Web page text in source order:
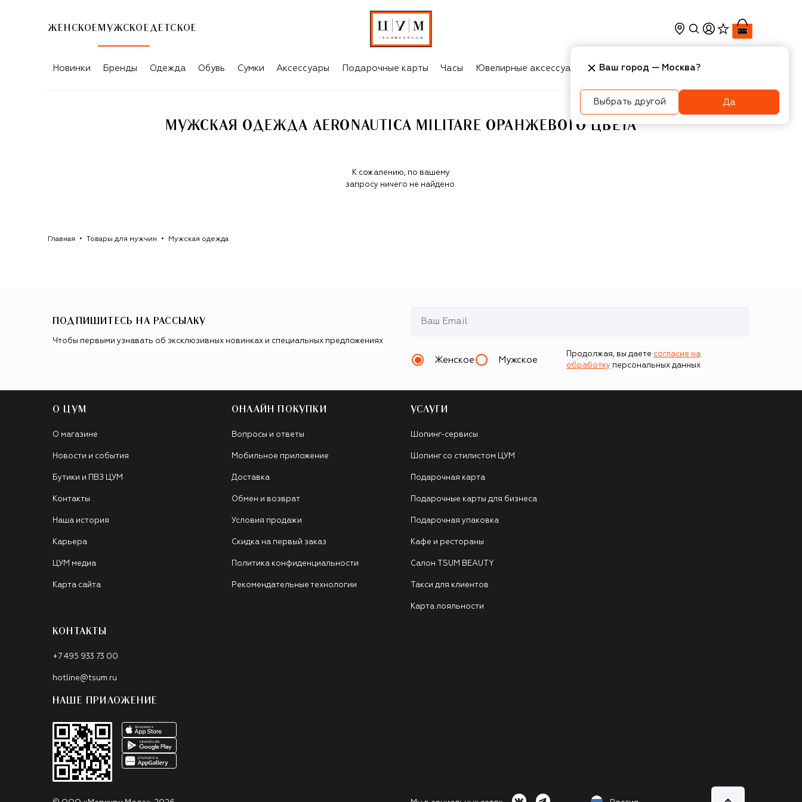
ЖЕНСКОЕ МУЖСКОЕ ДЕТСКОЕ
МУЖСКАЯ ОДЕЖДА AERONAUTICA MILITARE ОРАНЖЕВОГО ЦВЕТА
Новинки Бренды Одежда Обувь Сумки Аксессуары Подарочные карты Часы Ювелирные аксессуары Косметика Интерьер
МУЖСКАЯ ОДЕЖДА AERONAUTICA MILITARE ОРАНЖЕВОГО ЦВЕТА
К сожалению, по вашему
запросу ничего не найдено.
Главная Товары для мужчин Мужская одежда
ПОДПИШИТЕСЬ НА РАССЫЛКУ
Чтобы первыми узнавать об эксклюзивных новинках и специальных предложениях
Женское Мужское
Продолжая, вы даете согласие на
обработку персональных данных
О ЦУМ
О магазине
Новости и события
Бутики и ПВЗ ЦУМ
Контакты
Наша история
Карьера
ЦУМ медиа
Карта сайта
ОНЛАЙН ПОКУПКИ
Вопросы и ответы
Мобильное приложение
Доставка
Обмен и возврат
Условия продажи
Скидка на первый заказ
Политика конфиденциальности
Рекомендательные технологии
УСЛУГИ
Шопинг-сервисы
Шопинг со стилистом ЦУМ
Подарочная карта
Подарочные карты для бизнеса
Подарочная упаковка
Кафе и рестораны
Салон TSUM BEAUTY
Такси для клиентов
Карта лояльности
КОНТАКТЫ
+7 495 933 73 00
hotline@tsum.ru
НАШЕ ПРИЛОЖЕНИЕ
Ваш город — Москва?
Выбрать другой Да